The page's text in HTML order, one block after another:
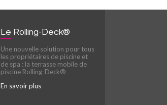
Le Rolling-Deck®
Une nouvelle solution pour tous
les propriétaires de piscine et
de spa : la terrasse mobile de
piscine Rolling-Deck®
En savoir plus